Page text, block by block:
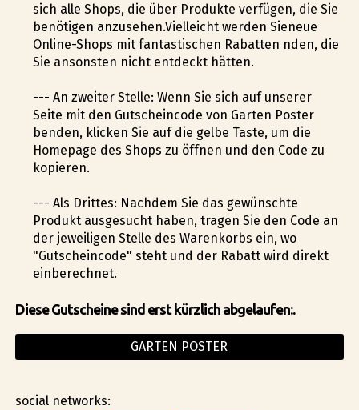
sich alle Shops, die über Produkte verfügen, die Sie
benötigen anzusehen.Vielleicht werden Sieneue
Online-Shops mit fantastischen Rabatten finden, die
Sie ansonsten nicht entdeckt hätten.
--- An zweiter Stelle: Wenn Sie sich auf unserer
Seite mit den Gutscheincode von Garten Poster
befinden, klicken Sie auf die gelbe Taste, um die
Homepage des Shops zu öffnen und den Code zu
kopieren.
--- Als Drittes: Nachdem Sie das gewünschte
Produkt ausgesucht haben, tragen Sie den Code an
der jeweiligen Stelle des Warenkorbs ein, wo
"Gutscheincode" steht und der Rabatt wird direkt
einberechnet.
Diese Gutscheine sind erst kürzlich abgelaufen:.
GARTEN POSTER
social networks: